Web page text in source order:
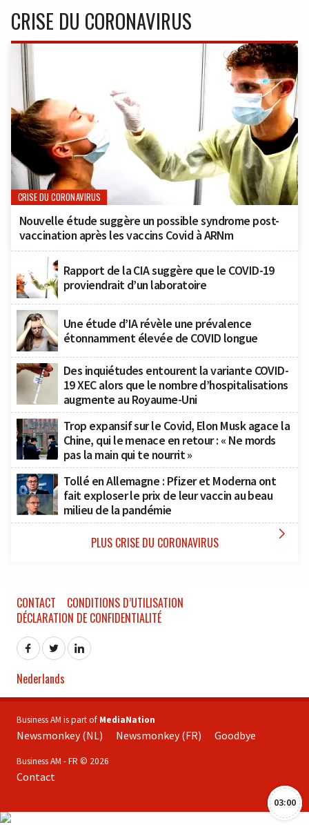
CRISE DU CORONAVIRUS
CRISE DU CORONAVIRUS
Nouvelle étude suggère un possible syndrome post-
vaccination après les vaccins Covid à ARNm
Rapport de la CIA suggère que le COVID-19
proviendrait d’un laboratoire
Une étude d’IA révèle une prévalence
étonnamment élevée de COVID longue
Des inquiétudes entourent la variante COVID-
19 XEC alors que le nombre d’hospitalisations
augmente au Royaume-Uni
Trop expansif sur le Covid, Elon Musk agace la
Chine, qui le menace en retour : « Ne mords
pas la main qui te nourrit »
Tollé en Allemagne : Pfizer et Moderna ont
fait exploser le prix de leur vaccin au beau
milieu de la pandémie
PLUS CRISE DU CORONAVIRUS 
03:00
CONTACT
CONDITIONS D’UTILISATION
DÉCLARATION DE CONFIDENTIALITÉ
Nederlands
Business AM is part of MediaNation
Newsmonkey (NL) Newsmonkey (FR) Goodbye
Business AM - FR © 2026
Contact